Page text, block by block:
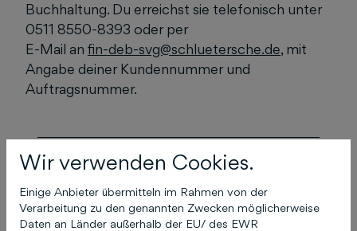
Buchhaltung. Du erreichst sie telefonisch unter
0511 8550-8393 oder per
E-Mail an fin-deb-svg@schluetersche.de, mit
Angabe deiner Kundennummer und
Auftragsnummer.
Das könnte Sie auch
interessieren
Wir verwenden Cookies.
Einige Anbieter übermitteln im Rahmen von der
Verarbeitung zu den genannten Zwecken möglicherweise
Daten an Länder außerhalb der EU/ des EWR